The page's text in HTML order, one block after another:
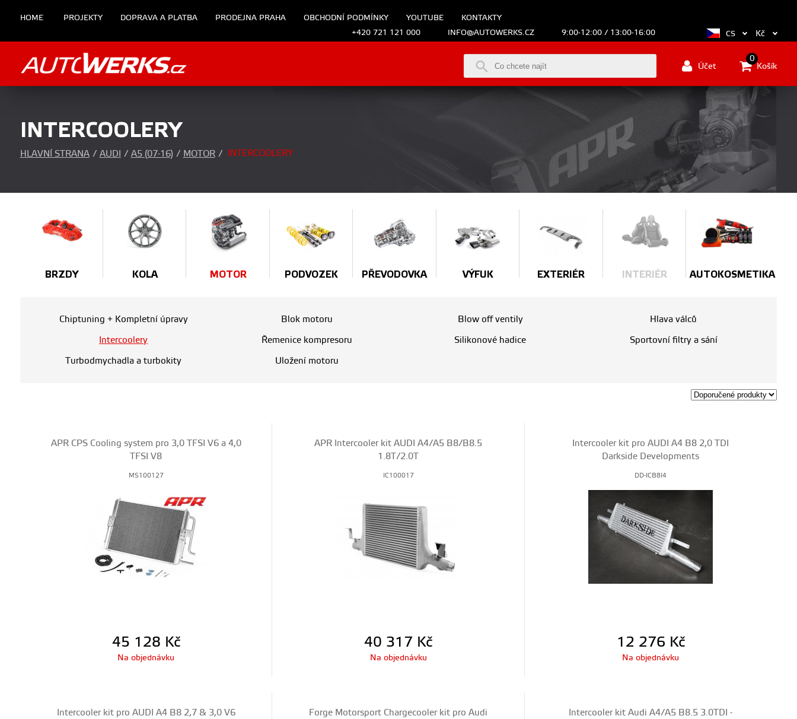
HOME PROJEKTY DOPRAVA A PLATBA PRODEJNA PRAHA OBCHODNÍ PODMÍNKY YOUTUBE
KONTAKTY
+420 721 121 000
INFO@AUTOWERKS.CZ 9:00-12:00 / 13:00-16:00 CS Kč
Účet Košík
0
INTERCOOLERY
HLAVNÍ STRANA / AUDI / A5 (07-16) / MOTOR / INTERCOOLERY
BRZDY KOLA MOTOR PODVOZEK PŘEVODOVKA VÝFUK EXTERIÉR INTERIÉR AUTOKOSMETIKA
Chiptuning + Kompletní úpravy Blok motoru Blow off ventily
Hlava válců
Intercoolery
Řemenice kompresoru Silikonové hadice
Sportovní filtry a sání
Turbodmychadla a turbokity
Uložení motoru
APR CPS Cooling system pro 3,0 TFSI V6 a 4,0
TFSI V8
MS100127
45 128 Kč
Na objednávku
APR Intercooler kit AUDI A4/A5 B8/B8.5
1.8T/2.0T
IC100017
40 317 Kč
Na objednávku
Intercooler kit pro AUDI A4 B8 2,0 TDI
Darkside Developments
DD-ICB8I4
12 276 Kč
Na objednávku
Intercooler kit pro AUDI A4 B8 2,7 & 3,0 V6
Forge Motorsport Chargecooler kit pro Audi
Intercooler kit Audi A4/A5 B8.5 3.0TDI -